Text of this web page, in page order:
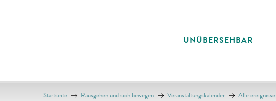
UNÜBERSEHBAR
Startseite Rausgehen und sich bewegen Veranstaltungskalender Alle ereignisse